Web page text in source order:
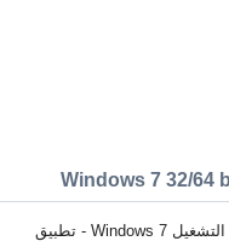
BookReader لنظام التشغيل Windows 7 - تطبيق